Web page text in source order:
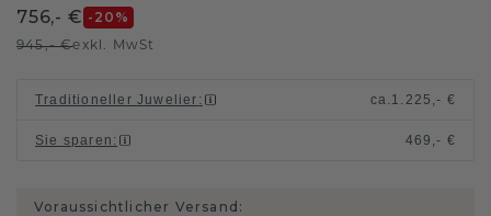
756,- € -20 %
945,- €exkl. MwSt
Traditioneller Juwelier : ca. 1.225,- €
Sie sparen : 469,- €
Voraussichtlicher Versand: